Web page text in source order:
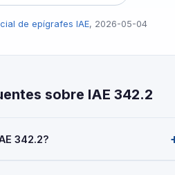
de epígrafes IAE, 2026-05-04
sobre IAE 342.2
342.2?